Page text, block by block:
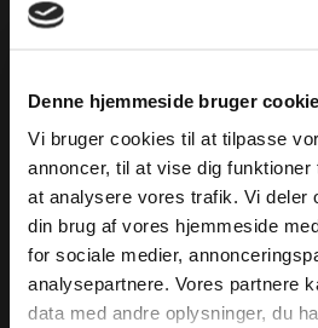
Denne hjemmeside bruger
Vi bruger cookies til at tilpasse
annoncer, til at vise dig
at analysere vores trafik. Vi deler
din brug af vores hjemmeside
for sociale medier,
analysepartnere. Vores partnere
data med andre oplysninger, du
​Liftkort 6 dage til Ski Amadé,
Gasteiner dalen og flere andre
Claudi / Claudi ApS.
Tilmeldinger foregår ved at skrive
vt@vtbus.dkeller telefonnr. 28
spørgsmål til turen kan Sven
sven@ski-claudi.dk. Der skal